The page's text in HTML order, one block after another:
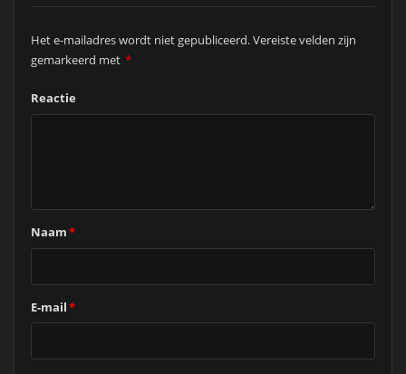
Het e-mailadres wordt niet gepubliceerd.Vereiste velden zijn
gemarkeerd met *
Reactie
Naam*
E-mail*